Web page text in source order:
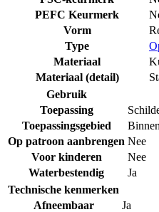
PEFC Keurmerk
Vorm
Type
Materiaal
Materiaal (detail)
Gebruik
Toepassing
Toepassingsgebied
Binnen
Op patroon aanbrengen Nee
Voor kinderen
Nee
Waterbestendig
Ja
Technische kenmerken
Afneembaar
Ja